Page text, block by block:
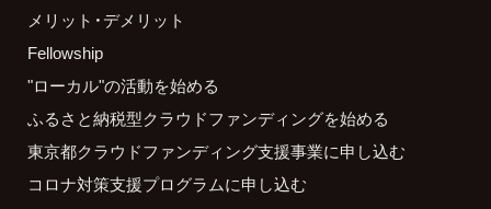
メリット・デメリット
Fellowship
"ローカル"の活動を始める
ふるさと納税型クラウドファンディングを始める
東京都クラウドファンディング支援事業に申し込む
コロナ対策支援プログラムに申し込む